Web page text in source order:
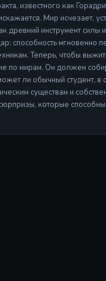
известного как
Мир исчезает,
древний инструмент
способность мгновенно
Теперь, чтобы
по мирам. Он должен
ли обычный студент, в
существам и
которые